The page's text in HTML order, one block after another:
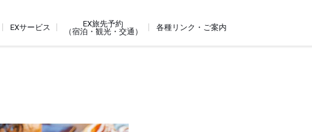
EXサービス
EX旅先予約
（宿泊・観光・交通）
各種リンク・ご案内